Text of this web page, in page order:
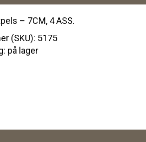
– 7CM, 4 ASS.
(SKU): 5175
på lager